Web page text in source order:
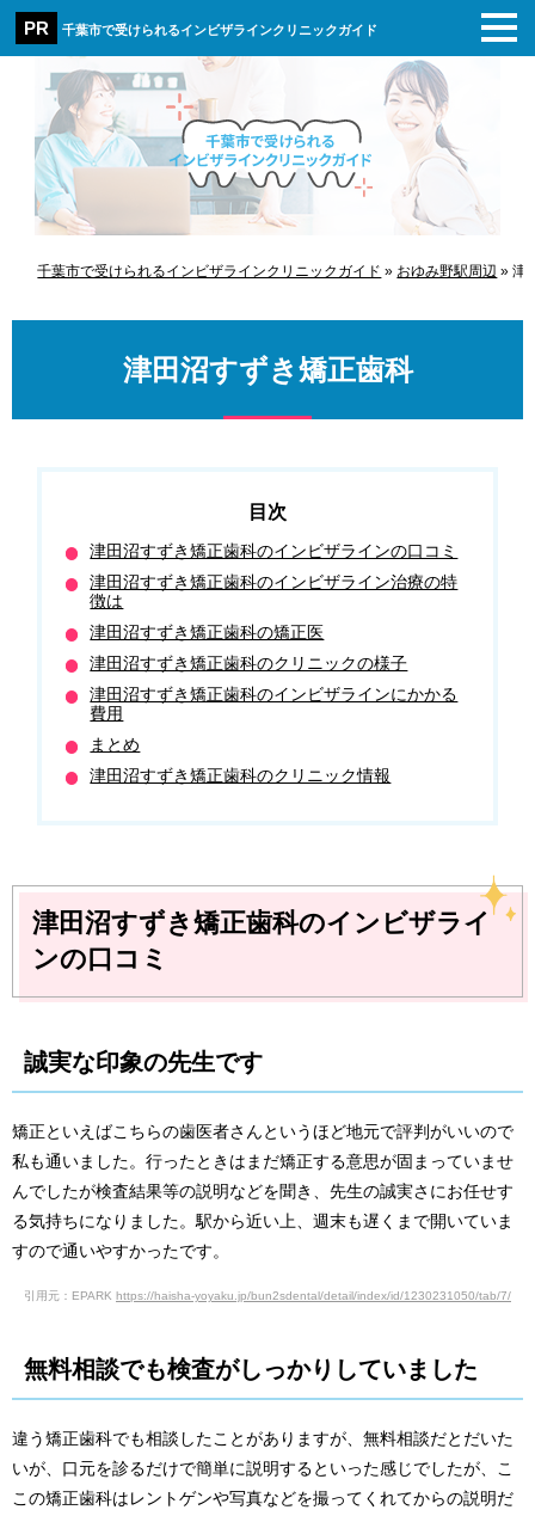
千葉市で受けられるインビザラインクリニックガイド
千葉市で受けられるインビザラインクリニックガイド » おゆみ野駅周辺 »津
津田沼すずき矯正歯科
津田沼すずき矯正歯科のインビザラインの口コミ
津田沼すずき矯正歯科のインビザライン治療の特
徴は
津田沼すずき矯正歯科の矯正医
津田沼すずき矯正歯科のクリニックの様子
津田沼すずき矯正歯科のインビザラインにかかる
費用
まとめ
津田沼すずき矯正歯科のクリニック情報
津田沼すずき矯正歯科のインビザライ
ンの口コミ
誠実な印象の先生です
矯正といえばこちらの歯医者さんというほど地元で評判がいいので
私も通いました。行ったときはまだ矯正する意思が固まっていませ
んでしたが検査結果等の説明などを聞き、先生の誠実さにお任せす
る気持ちになりました。駅から近い上、週末も遅くまで開いていま
すので通いやすかったです。
引用元：EPARK https://haisha-yoyaku.jp/bun2sdental/detail/index/id/1230231050/tab/7/
無料相談でも検査がしっかりしていました
違う矯正歯科でも相談したことがありますが、無料相談だとだいた
いが、口元を診るだけで簡単に説明するといった感じでしたが、こ
この矯正歯科はレントゲンや写真などを撮ってくれてからの説明だ